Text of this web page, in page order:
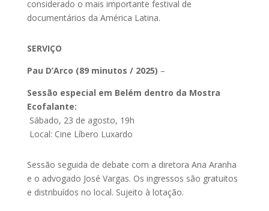
considerado o mais importante festival de
documentários da América Latina.
SERVIÇO
Pau D’Arco (89 minutos / 2025) –
Sessão especial em Belém dentro da Mostra
Ecofalante:
Sábado, 23 de agosto, 19h
Local: Cine Líbero Luxardo
Sessão seguida de debate com a diretora Ana Aranha
e o advogado José Vargas. Os ingressos são gratuitos
e distribuídos no local. Sujeito à lotação.